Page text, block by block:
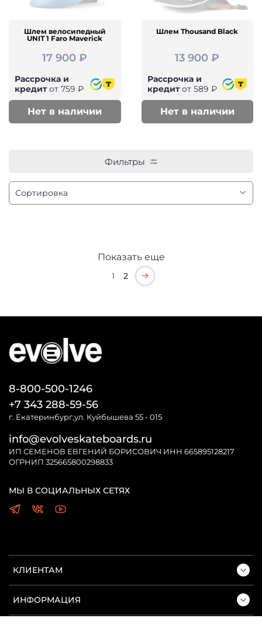
Шлем велосипедный
UNIT 1 Faro Maverick
17 900 ₽
Рассрочка и
кредитот 759 ₽
Нет в наличии
Шлем Thousand Black
13 900 ₽
Рассрочка и
кредитот 589 ₽
Нет в наличии
Фильтры
Показать еще
1 2
КЛИЕНТАМ
ИНФОРМАЦИЯ
8-800-500-1246
+7 343 288-59-56
г. Екатеринбург,ул. Куйбышева 55 - 015
info@evolveskateboards.ru
ИП СЕМЕНОВ ЕВГЕНИЙ БОРИСОВИЧ ИНН 665895128217
ОГРНИП 325665800298833
МЫ В СОЦИАЛЬНЫХ СЕТЯХ